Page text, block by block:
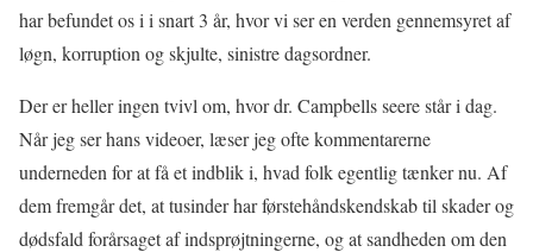
har befundet os i i snart 3 år, hvor vi ser en verden gennemsyret af
løgn, korruption og skjulte, sinistre dagsordner.
Der er heller ingen tvivl om, hvor dr. Campbells seere står i dag.
Når jeg ser hans videoer, læser jeg ofte kommentarerne
underneden for at få et indblik i, hvad folk egentlig tænker nu. Af
dem fremgår det, at tusinder har førstehåndskendskab til skader og
dødsfald forårsaget af indsprøjtningerne, og at sandheden om den